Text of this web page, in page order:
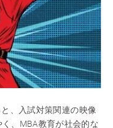
、入試対策関連の映像
、MBA教育が社会的な